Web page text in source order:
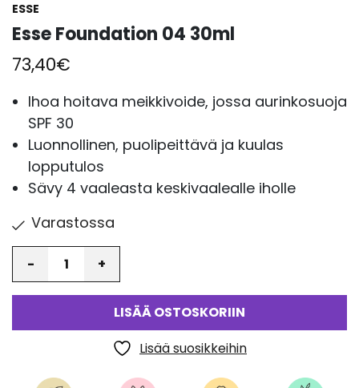
ESSE
Esse Foundation 04 30ml
73,40€
Ihoa hoitava meikkivoide, jossa aurinkosuoja
SPF 30
Luonnollinen, puolipeittävä ja kuulas
lopputulos
Sävy 4 vaaleasta keskivaalealle iholle
Varastossa
LISÄÄ OSTOSKORIIN
Lisää suosikkeihin